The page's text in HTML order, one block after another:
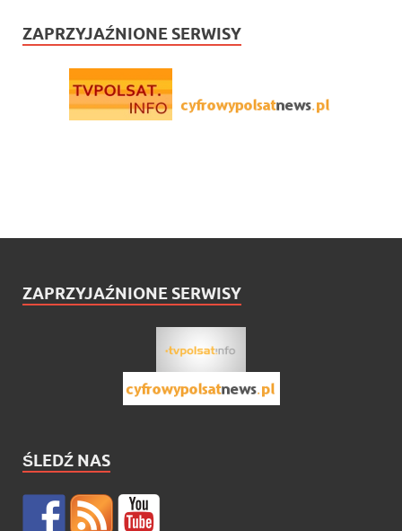
ZAPRZYJAŹNIONE SERWISY
ZAPRZYJAŹNIONE SERWISY
ŚLEDŹ NAS